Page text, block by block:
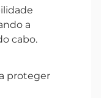
a
cabo.
proteger